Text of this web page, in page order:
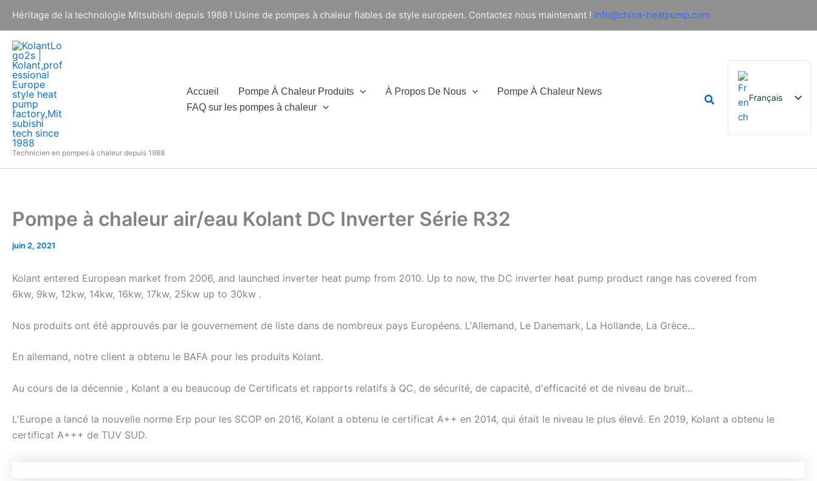
contenu
Héritage de la technologie Mitsubishi depuis 1988 ! Usine de pompes à chaleur fiables de style européen. Contactez nous maintenant ! info@china-heatpump.com
Technicien en pompes à chaleur depuis 1988
Accueil Pompe À Chaleur Produits À Propos De Nous
Pompe À Chaleur News
FAQ sur les pompes à chaleur
RechercherFrançais
English
Dutch
Pompe à chaleur air/eau Kolant DC Inverter Série R32
juin 2, 2021
Kolant entered European market from 2006, and launched inverter heat pump from 2010. Up to now, the DC inverter heat pump product range has covered from
6kw, 9kw, 12kw, 14kw, 16kw, 17kw, 25kw up to 30kw .
Nos produits ont été approuvés par le gouvernement de liste dans de nombreux pays Européens. L'Allemand, Le Danemark, La Hollande, La Grèce...
En allemand, notre client a obtenu le BAFA pour les produits Kolant.
Au cours de la décennie , Kolant a eu beaucoup de Certificats et rapports relatifs à QC, de sécurité, de capacité, d'efficacité et de niveau de bruit...
L'Europe a lancé la nouvelle norme Erp pour les SCOP en 2016, Kolant a obtenu le certificat A++ en 2014, qui était le niveau le plus élevé. En 2019, Kolant a obtenu le
certificat A+++ de TUV SUD.